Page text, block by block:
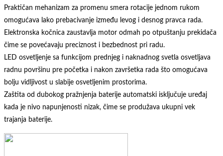
Praktičan mehanizam za promenu smera rotacije jednom rukom
omogućava lako prebacivanje između levog i desnog pravca rada.
Elektronska kočnica zaustavlja motor odmah po otpuštanju prekidača
čime se povećavaju preciznost i bezbednost pri radu.
LED osvetljenje sa funkcijom prednjeg i naknadnog svetla osvetljava
radnu površinu pre početka i nakon završetka rada što omogućava
bolju vidljivost u slabije osvetljenim prostorima.
Zaštita od dubokog pražnjenja baterije automatski isključuje uređaj
kada je nivo napunjenosti nizak, čime se produžava ukupni vek
trajanja baterije.